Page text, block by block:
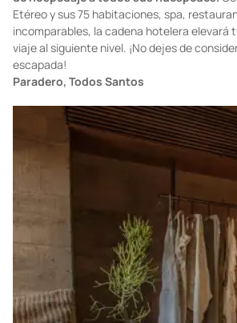
Foto:aubergeresorts.com
Aubergue Resorts Collection busca
de hospedaje a todos sus huéspedes.
Etéreo y sus 75 habitaciones, spa,
incomparables, la cadena hotelera elevará
viaje al siguiente nivel. ¡No dejes de
Paradero, Todos Santos